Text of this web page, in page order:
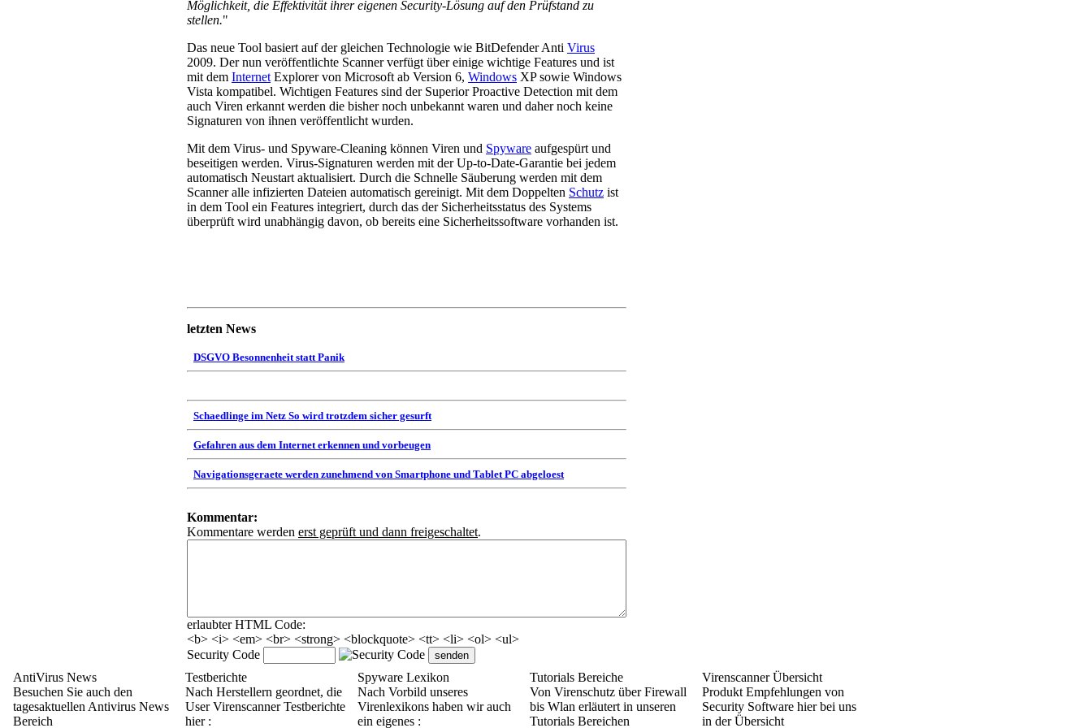
Möglichkeit, die Effektivität ihrer eigenen Security-Lösung auf den Prüfstand zu
stellen."
Das neue Tool basiert auf der gleichen Technologie wie BitDefender Anti Virus
2009. Der nun veröffentlichte Scanner verfügt über einige wichtige Features und ist
mit dem Internet Explorer von Microsoft ab Version 6, Windows XP sowie Windows
Vista kompatibel. Wichtigen Features sind der Superior Proactive Detection mit dem
auch Viren erkannt werden die bisher noch unbekannt waren und daher noch keine
Signaturen von ihnen veröffentlicht wurden.
Mit dem Virus- und Spyware-Cleaning können Viren und Spyware aufgespürt und
beseitigen werden. Virus-Signaturen werden mit der Up-to-Date-Garantie bei jedem
automatisch Neustart aktualisiert. Durch die Schnelle Säuberung werden mit dem
Scanner alle infizierten Dateien automatisch gereinigt. Mit dem Doppelten Schutz ist
in dem Tool ein Features integriert, durch das der Sicherheitsstatus des Systems
überprüft wird unabhängig davon, ob bereits eine Sicherheitssoftware vorhanden ist.
letzten News
DSGVO Besonnenheit statt Panik
Schaedlinge im Netz So wird trotzdem sicher gesurft
Gefahren aus dem Internet erkennen und vorbeugen
Navigationsgeraete werden zunehmend von Smartphone und Tablet PC abgeloest
Kommentar:
Kommentare werden erst geprüft und dann freigeschaltet.
erlaubter HTML Code:
<b> <i> <em> <br> <strong> <blockquote> <tt> <li> <ol> <ul>
Security Code
AntiVirus News
Besuchen Sie auch den
tagesaktuellen Antivirus News
Bereich
Testberichte
Nach Herstellern geordnet, die
User Virenscanner Testberichte
hier :
Spyware Lexikon
Nach Vorbild unseres
Virenlexikons haben wir auch
ein eigenes :
Tutorials Bereiche
Von Virenschutz über Firewall
bis Wlan erläutert in unseren
Tutorials Bereichen
Virenscanner Übersicht
Produkt Empfehlungen von
Security Software hier bei uns
in der Übersicht